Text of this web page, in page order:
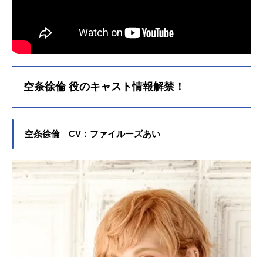
空条徐倫 役のキャスト情報解禁！
空条徐倫 CV：ファイルーズあい